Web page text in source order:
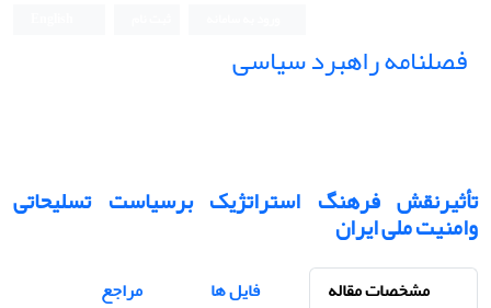
فصلنامه راهبرد سیاسی
تأثیرنقش فرهنگ استراتژیک برسیاست تسلیحاتی
وامنیت ملی ایران
مشخصات مقاله فایل ها
مراجع